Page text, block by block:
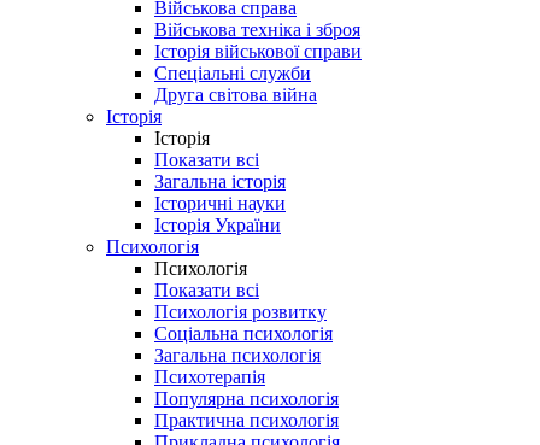
Військова справа
Військова техніка і зброя
Історія військової справи
Спеціальні служби
Друга світова війна
Історія
Історія
Показати всі
Загальна історія
Історичні науки
Історія України
Психологія
Психологія
Показати всі
Психологія розвитку
Соціальна психологія
Загальна психологія
Психотерапія
Популярна психологія
Практична психологія